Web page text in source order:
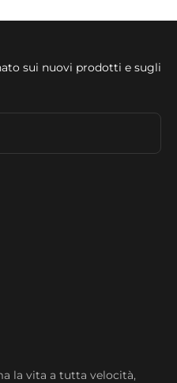
sui nuovi prodotti e sugli
la vita a tutta velocità,